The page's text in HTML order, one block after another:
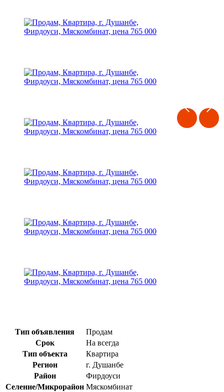
Тип объявления
Продам
Срок
На всегда
Тип объекта
Квартира
Регион
г. Душанбе
Район
Фирдоуси
Селение/Микрорайон Мяскомбинат